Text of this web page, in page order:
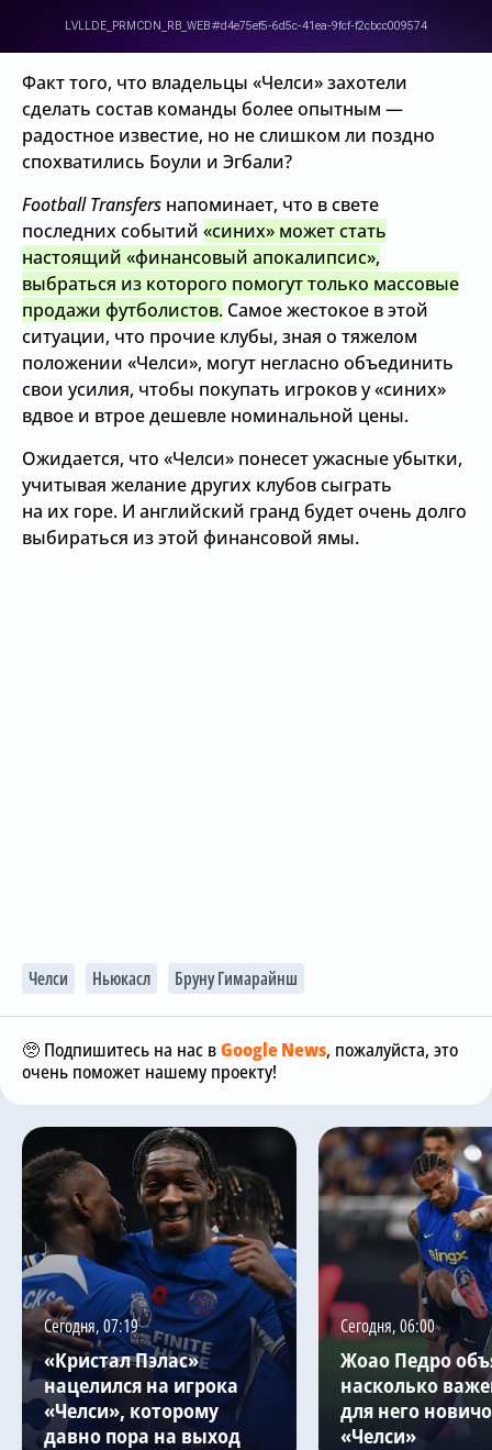
Факт того, что владельцы «Челси» захотели
сделать состав команды более опытным —
радостное известие, но не слишком ли поздно
спохватились Боули и Эгбали?
Football Transfers напоминает, что в свете
последних событий «синих» может стать
настоящий «финансовый апокалипсис»,
выбраться из которого помогут только массовые
продажи футболистов. Самое жестокое в этой
ситуации, что прочие клубы, зная о тяжелом
положении «Челси», могут негласно объединить
свои усилия, чтобы покупать игроков у «синих»
вдвое и втрое дешевле номинальной цены.
Ожидается, что «Челси» понесет ужасные убытки,
учитывая желание других клубов сыграть
на их горе. И английский гранд будет очень долго
выбираться из этой финансовой ямы.
Челси Ньюкасл Бруну Гимарайнш
🥺 Подпишитесь на нас вGoogle News, пожалуйста, это
очень поможет нашему проекту!
Сегодня, 07:19
«Кристал Пэлас»
нацелился на игрока
«Челси», которому
давно пора на выход
Сегодня, 06:00
Жоао Педро
насколько
для него
«Челси»